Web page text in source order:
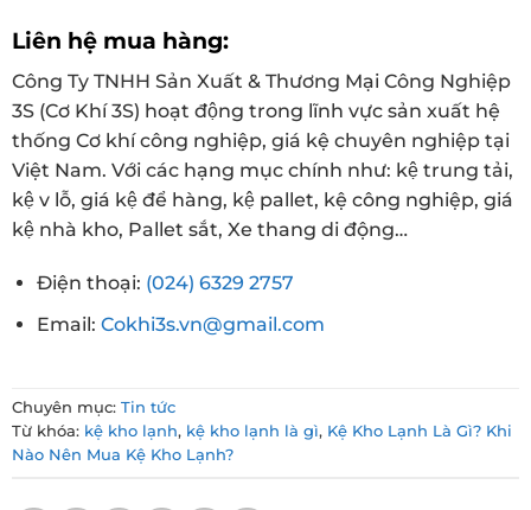
Liên hệ mua hàng:
Công Ty TNHH Sản Xuất & Thương Mại Công Nghiệp
3S (Cơ Khí 3S) hoạt động trong lĩnh vực sản xuất hệ
thống Cơ khí công nghiệp, giá kệ chuyên nghiệp tại
Việt Nam. Với các hạng mục chính như: kệ trung tải,
kệ v lỗ, giá kệ để hàng, kệ pallet, kệ công nghiệp, giá
kệ nhà kho, Pallet sắt, Xe thang di động…
Điện thoại: (024) 6329 2757
Email: Cokhi3s.vn@gmail.com
Chuyên mục: Tin tức
Từ khóa: kệ kho lạnh, kệ kho lạnh là gì, Kệ Kho Lạnh Là Gì? Khi
Nào Nên Mua Kệ Kho Lạnh?